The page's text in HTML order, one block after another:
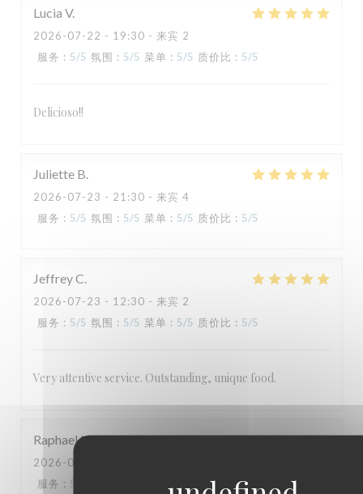
Lucia V
2026-07-22 - 19:30 - 来宾 2
服务 : 5/5 氛围 : 5/5 菜单 : 5/5 质价比 : 5/5
Delicioso!!
Juliette B
2026-07-23 - 21:30 - 来宾 4
服务 : 5/5 氛围 : 5/5 菜单 : 5/5 质价比 : 5/5
JeffreyC
2026-07-23 - 12:30 - 来宾 2
服务 : 5/5 氛围 : 5/5 菜单 : 5/5 质价比 : 5/5
Very attentive service. Outstanding, unique food.
RaphaelN
2026-07-21
服务 : 5 质价比 : 3